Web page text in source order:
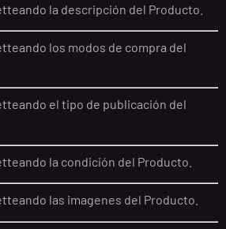
la descripción del Producto.
los modos de compra del
el tipo de publicación del
la condición del Producto.
las imagenes del Producto.